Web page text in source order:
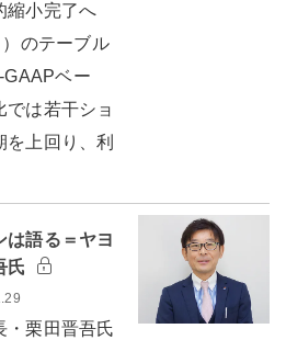
縮小完了へ
のテーブル
GAAPベー
では若干ショ
上回り、利
語る＝ヤヨ
氏
栗田晋吾氏